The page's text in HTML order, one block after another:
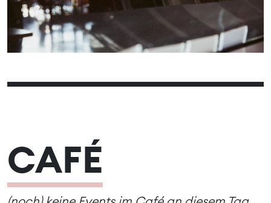
12
13 14 16 17
18
19
20 21 22 23 24
25
CAFÉ